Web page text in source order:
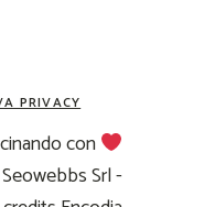
PRIVACY
con
Srl -